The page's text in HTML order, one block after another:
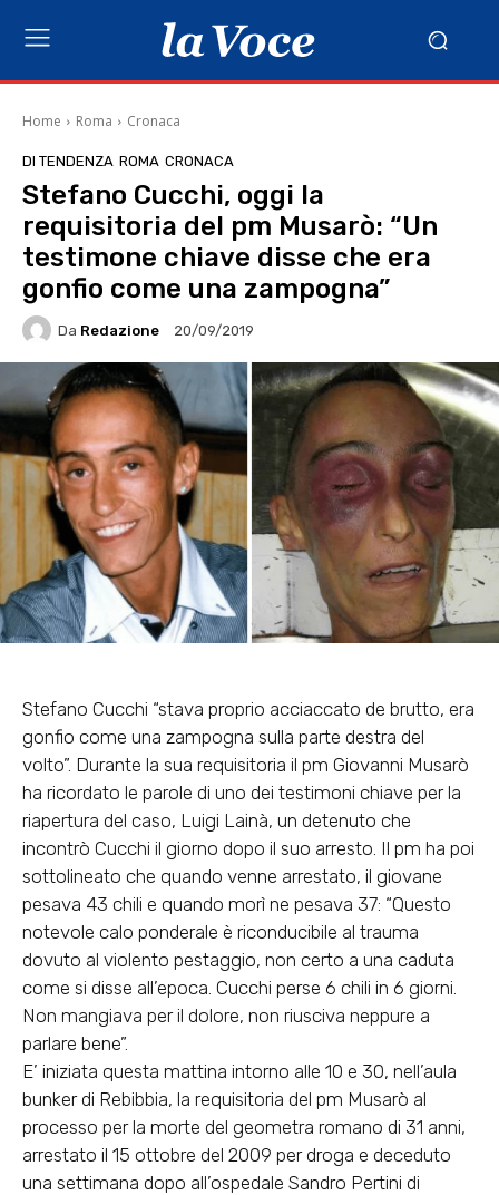
Home Roma Cronaca
DI TENDENZA ROMA CRONACA
Stefano Cucchi, oggi la
requisitoria del pm Musarò: “Un
testimone chiave disse che era
gonfio come una zampogna”
Da Redazione 20/09/2019
Stefano Cucchi “stava proprio acciaccato de brutto, era
gonfio come una zampogna sulla parte destra del
volto”. Durante la sua requisitoria il pm Giovanni Musarò
ha ricordato le parole di uno dei testimoni chiave per la
riapertura del caso, Luigi Lainà, un detenuto che
incontrò Cucchi il giorno dopo il suo arresto. Il pm ha poi
sottolineato che quando venne arrestato, il giovane
pesava 43 chili e quando morì ne pesava 37: “Questo
notevole calo ponderale è riconducibile al trauma
dovuto al violento pestaggio, non certo a una caduta
come si disse all’epoca. Cucchi perse 6 chili in 6 giorni.
Non mangiava per il dolore, non riusciva neppure a
parlare bene”.
E’ iniziata questa mattina intorno alle 10 e 30, nell’aula
bunker di Rebibbia, la requisitoria del pm Musarò al
processo per la morte del geometra romano di 31 anni,
arrestato il 15 ottobre del 2009 per droga e deceduto
una settimana dopo all’ospedale Sandro Pertini di